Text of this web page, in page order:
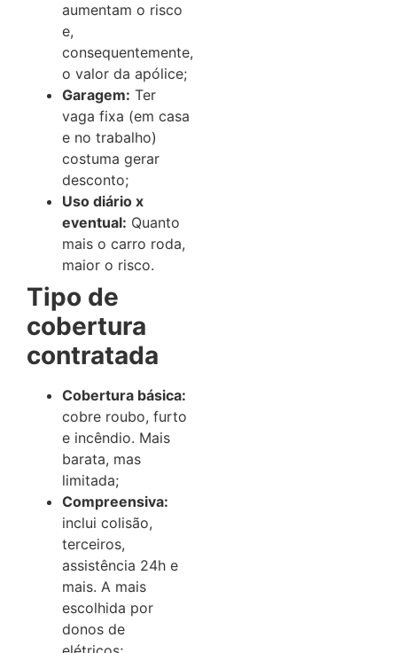
aumentam o risco
e,
consequentemente,
o valor da apólice;
Garagem: Ter
vaga fixa (em casa
e no trabalho)
costuma gerar
desconto;
Uso diário x
eventual: Quanto
mais o carro roda,
maior o risco.
Tipo de
cobertura
contratada
Cobertura básica:
cobre roubo, furto
e incêndio. Mais
barata, mas
limitada;
Compreensiva:
inclui colisão,
terceiros,
assistência 24h e
mais. A mais
escolhida por
donos de